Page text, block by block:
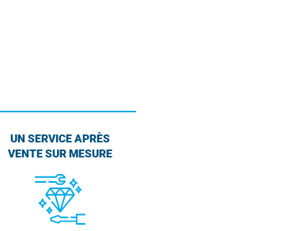
UN SERVICE APRÈS
VENTE SUR MESURE